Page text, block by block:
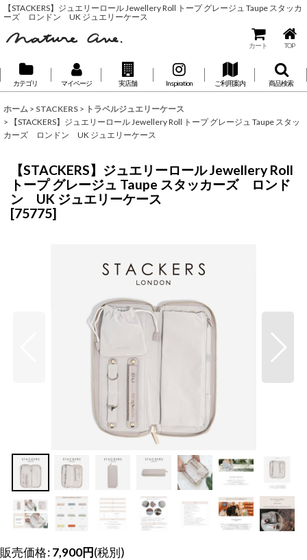
【STACKERS】ジュエリーロール Jewellery Roll トープ グレージュ Taupe スタッカ
ーズ ロンドン UK ジュエリーケース
カート TOP
カテゴリ マイページ 実店舗 Inspiration ご利用案内 商品検索
ホーム > STACKERS > トラベルジュエリーケース
>
【STACKERS】ジュエリーロール Jewellery Roll トープ グレージュ Taupe スタッ
カーズ ロンドン UK ジュエリーケース
【STACKERS】ジュエリーロール Jewellery Roll
トープ グレージュ Taupe スタッカーズ ロンド
ン UK ジュエリーケース
[75775]
販売価格:7,900円(税別)